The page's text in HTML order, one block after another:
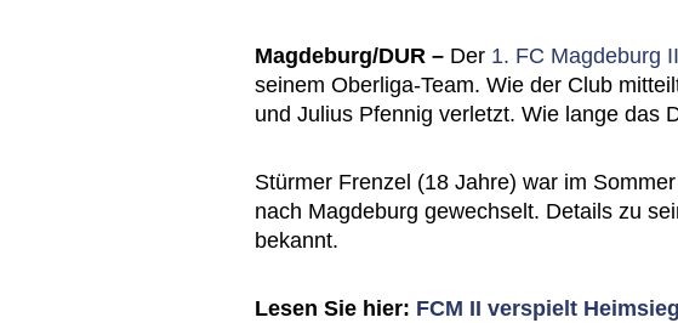
Magdeburg/DUR – Der 1. FC Magdeburg II
seinem Oberliga-Team. Wie der Club
und Julius Pfennig verletzt. Wie lange das
Stürmer Frenzel (18 Jahre) war im
nach Magdeburg gewechselt. Details zu
bekannt.
Lesen Sie hier: FCM II verspielt